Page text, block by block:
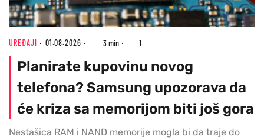
UREĐAJI 01.08.2026 3 min 1
Planirate kupovinu novog
telefona? Samsung upozorava da
će kriza sa memorijom biti još gora
Nestašica RAM i NAND memorije mogla bi da traje do